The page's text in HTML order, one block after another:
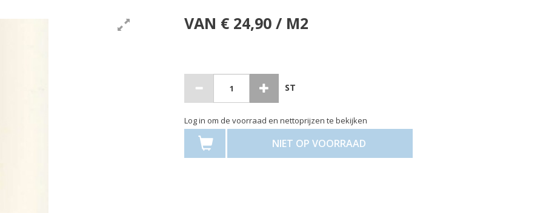
VAN € 24,90 / M2
ST
Log in om de voorraad en nettoprijzen te bekijken
NIET OP VOORRAAD